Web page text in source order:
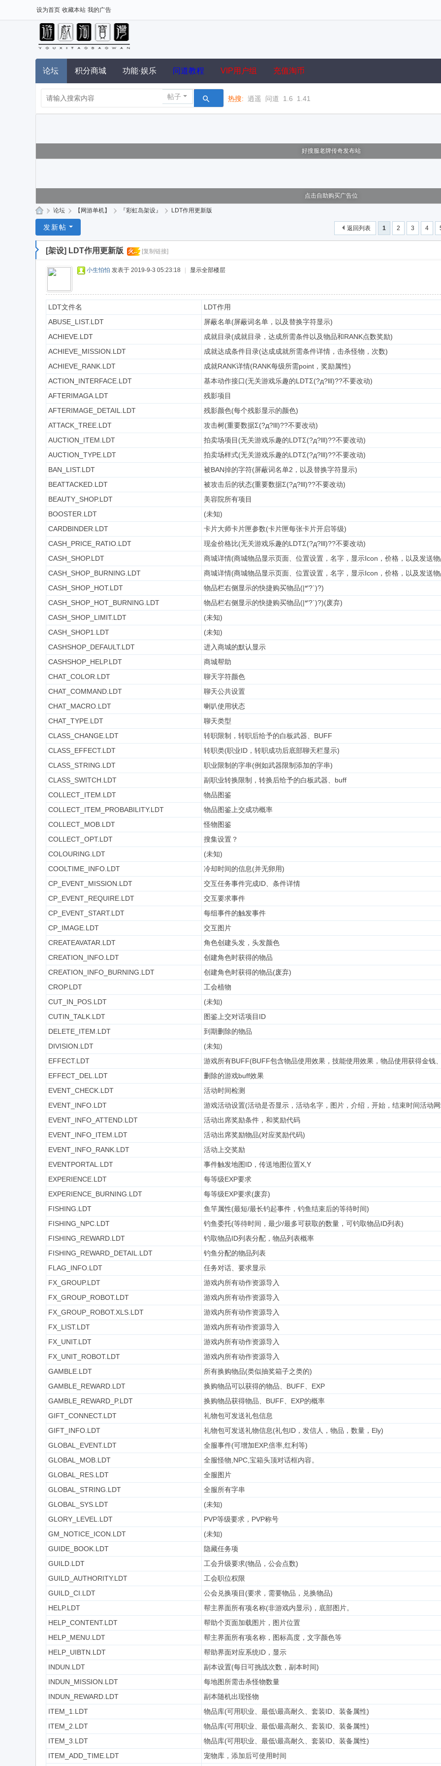
设为首页 收藏本站 我的广告
论坛 积分商城 功能·娱乐 问道教程 VIP用户组 充值淘币
帖子 热搜: 逍遥 问道 1.6 1.41
好搜服老牌传奇发布站
点击自助购买广告位
戏
淘
» 论坛 › 【网游单机】 › 『彩虹岛架设』 › LDT作用更新版
1 2 3 4
返回列表
发新帖
[架设] LDT作用更新版 火.. [复制链接]
小生怕怕 发表于 2019-9-3 05:23:18 显示全部楼层
LDT文件名
LDT作用
ABUSE_LIST.LDT
屏蔽名单(屏蔽词名单，以及替换字符显示)
ACHIEVE.LDT
成就目录(成就目录，达成所需条件以及物品和RANK点数奖励)
ACHIEVE_MISSION.LDT
成就达成条件目录(达成成就所需条件详情，击杀怪物，次数)
ACHIEVE_RANK.LDT
成就RANK详情(RANK每级所需point，奖励属性)
ACTION_INTERFACE.LDT
基本动作接口(无关游戏乐趣的LDTΣ(?д?lll)??不要改动)
AFTERIMAGA.LDT
残影项目
AFTERIMAGE_DETAIL.LDT
残影颜色(每个残影显示的颜色)
ATTACK_TREE.LDT
攻击树(重要数据Σ(?д?lll)??不要改动)
AUCTION_ITEM.LDT
拍卖场项目(无关游戏乐趣的LDTΣ(?д?lll)??不要改动)
AUCTION_TYPE.LDT
拍卖场样式(无关游戏乐趣的LDTΣ(?д?lll)??不要改动)
BAN_LIST.LDT
被BAN掉的字符(屏蔽词名单2，以及替换字符显示)
BEATTACKED.LDT
被攻击后的状态(重要数据Σ(?д?lll)??不要改动)
BEAUTY_SHOP.LDT
美容院所有项目
BOOSTER.LDT
(未知)
CARDBINDER.LDT
卡片大师卡片匣参数(卡片匣每张卡片开启等级)
CASH_PRICE_RATIO.LDT
现金价格比(无关游戏乐趣的LDTΣ(?д?lll)??不要改动)
CASH_SHOP.LDT
商城详情(商城物品显示页面、位置设置，名字，显示Icon，价格，以及发送
CASH_SHOP_BURNING.LDT
商城详情(商城物品显示页面、位置设置，名字，显示Icon，价格，以及发送
CASH_SHOP_HOT.LDT
物品栏右侧显示的快捷购买物品(|*′?`)?)
CASH_SHOP_HOT_BURNING.LDT
物品栏右侧显示的快捷购买物品(|*′?`)?)(废弃)
CASH_SHOP_LIMIT.LDT
(未知)
CASH_SHOP1.LDT
(未知)
CASHSHOP_DEFAULT.LDT
进入商城的默认显示
CASHSHOP_HELP.LDT
商城帮助
CHAT_COLOR.LDT
聊天字符颜色
CHAT_COMMAND.LDT
聊天公共设置
CHAT_MACRO.LDT
喇叭使用状态
CHAT_TYPE.LDT
聊天类型
CLASS_CHANGE.LDT
转职限制，转职后给予的白板武器、BUFF
CLASS_EFFECT.LDT
转职类(职业ID，转职成功后底部聊天栏显示)
CLASS_STRING.LDT
职业限制的字串(例如武器限制添加的字串)
CLASS_SWITCH.LDT
副职业转换限制，转换后给予的白板武器、buff
COLLECT_ITEM.LDT
物品图鉴
COLLECT_ITEM_PROBABILITY.LDT
物品图鉴上交成功概率
COLLECT_MOB.LDT
怪物图鉴
COLLECT_OPT.LDT
搜集设置？
COLOURING.LDT
(未知)
COOLTIME_INFO.LDT
冷却时间的信息(并无卵用)
CP_EVENT_MISSION.LDT
交互任务事件完成ID、条件详情
CP_EVENT_REQUIRE.LDT
交互要求事件
CP_EVENT_START.LDT
每组事件的触发事件
CP_IMAGE.LDT
交互图片
CREATEAVATAR.LDT
角色创建头发，头发颜色
CREATION_INFO.LDT
创建角色时获得的物品
CREATION_INFO_BURNING.LDT
创建角色时获得的物品(废弃)
CROP.LDT
工会植物
CUT_IN_POS.LDT
(未知)
CUTIN_TALK.LDT
图鉴上交对话项目ID
DELETE_ITEM.LDT
到期删除的物品
DIVISION.LDT
(未知)
EFFECT.LDT
游戏所有BUFF(BUFF包含物品使用效果，技能使用效果，物品使用获得金钱
EFFECT_DEL.LDT
删除的游戏buff效果
EVENT_CHECK.LDT
活动时间检测
EVENT_INFO.LDT
游戏活动设置(活动是否显示，活动名字，图片，介绍，开始，结束时间活动
EVENT_INFO_ATTEND.LDT
活动出席奖励条件，和奖励代码
EVENT_INFO_ITEM.LDT
活动出席奖励物品(对应奖励代码)
EVENT_INFO_RANK.LDT
活动上交奖励
EVENTPORTAL.LDT
事件触发地图ID，传送地图位置X,Y
EXPERIENCE.LDT
每等级EXP要求
EXPERIENCE_BURNING.LDT
每等级EXP要求(废弃)
FISHING.LDT
鱼竿属性(最短/最长钓起事件，钓鱼结束后的等待时间)
FISHING_NPC.LDT
钓鱼委托(等待时间，最少/最多可获取的数量，可钓取物品ID列表)
FISHING_REWARD.LDT
钓取物品ID列表分配，物品列表概率
FISHING_REWARD_DETAIL.LDT
钓鱼分配的物品列表
FLAG_INFO.LDT
任务对话、要求显示
FX_GROUP.LDT
游戏内所有动作资源导入
FX_GROUP_ROBOT.LDT
游戏内所有动作资源导入
FX_GROUP_ROBOT.XLS.LDT
游戏内所有动作资源导入
FX_LIST.LDT
游戏内所有动作资源导入
FX_UNIT.LDT
游戏内所有动作资源导入
FX_UNIT_ROBOT.LDT
游戏内所有动作资源导入
GAMBLE.LDT
所有换购物品(类似抽奖箱子之类的)
GAMBLE_REWARD.LDT
换购物品可以获得的物品、BUFF、EXP
GAMBLE_REWARD_P.LDT
换购物品获得物品、BUFF、EXP的概率
GIFT_CONNECT.LDT
礼物包可发送礼包信息
GIFT_INFO.LDT
礼物包可发送礼物信息(礼包ID，发信人，物品，数量，Ely)
GLOBAL_EVENT.LDT
全服事件(可增加EXP,倍率,红利等)
GLOBAL_MOB.LDT
全服怪物,NPC,宝箱头顶对话框内容。
GLOBAL_RES.LDT
全服图片
GLOBAL_STRING.LDT
全服所有字串
GLOBAL_SYS.LDT
(未知)
GLORY_LEVEL.LDT
PVP等级要求，PVP称号
GM_NOTICE_ICON.LDT
(未知)
GUIDE_BOOK.LDT
隐藏任务项
GUILD.LDT
工会升级要求(物品，公会点数)
GUILD_AUTHORITY.LDT
工会职位权限
GUILD_CI.LDT
公会兑换项目(要求，需要物品，兑换物品)
HELP.LDT
帮主界面所有项名称(非游戏内显示)，底部图片。
HELP_CONTENT.LDT
帮助个页面加载图片，图片位置
HELP_MENU.LDT
帮主界面所有项名称，图标高度，文字颜色等
HELP_UIBTN.LDT
帮助界面对应系统ID，显示
INDUN.LDT
副本设置(每日可挑战次数，副本时间)
INDUN_MISSION.LDT
每地图所需击杀怪物数量
INDUN_REWARD.LDT
副本随机出现怪物
ITEM_1.LDT
物品库(可用职业、最低\最高耐久、套装ID、装备属性)
ITEM_2.LDT
物品库(可用职业、最低\最高耐久、套装ID、装备属性)
ITEM_3.LDT
物品库(可用职业、最低\最高耐久、套装ID、装备属性)
ITEM_ADD_TIME.LDT
宠物库，添加后可使用时间